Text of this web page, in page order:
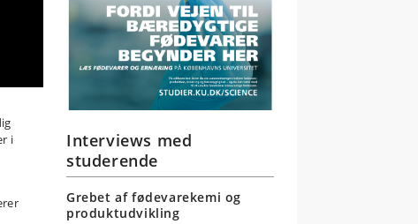
i
Interviews med
studerende
Grebet af fødevarekemi og
produktudvikling